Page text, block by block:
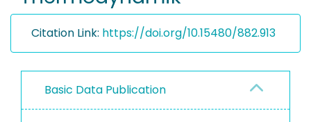
Citation Link: https://doi.org/10.15480/882.913
Basic Data Publication